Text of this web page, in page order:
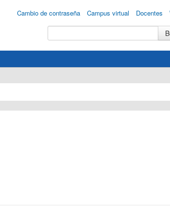
Cambio de contraseña Campus virtual Docentes